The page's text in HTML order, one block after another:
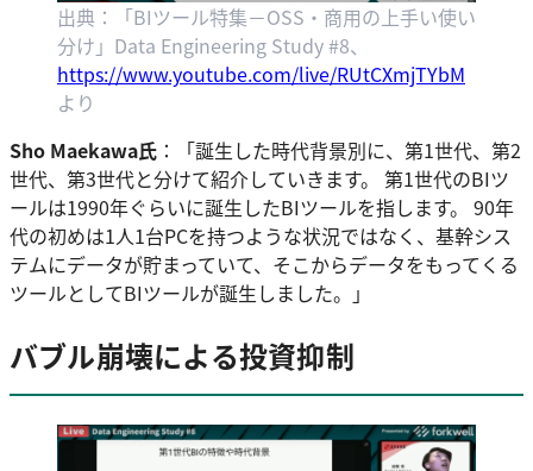
出典：「BIツール特集－OSS・商用の上手い使い
分け」Data Engineering Study #8、
https://www.youtube.com/live/RUtCXmjTYbM
より
Sho Maekawa氏 ：「誕生した時代背景別に、第1世代、第2
世代、第3世代と分けて紹介していきます。 第1世代のBIツ
ールは1990年ぐらいに誕生したBIツールを指します。 90年
代の初めは1人1台PCを持つような状況ではなく、基幹シス
テムにデータが貯まっていて、そこからデータをもってくる
ツールとしてBIツールが誕生しました。」
バブル崩壊による投資抑制